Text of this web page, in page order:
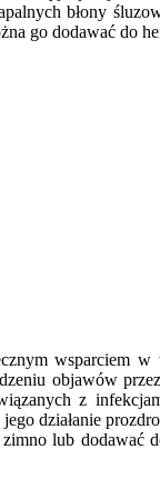
błony
go dodawać do
wsparciem
objawów
z
działanie
lub